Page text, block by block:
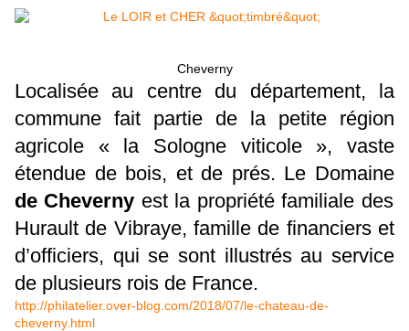
Cheverny
Localisée au centre du département, la
commune fait partie de la petite région
agricole « la Sologne viticole », vaste
étendue de bois, et de prés. Le Domaine
de Cheverny est la propriété familiale des
Hurault de Vibraye, famille de financiers et
d’officiers, qui se sont illustrés au service
de plusieurs rois de France.
http://philatelier.over-blog.com/2018/07/le-chateau-de-
cheverny.html